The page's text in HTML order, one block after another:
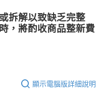
拆解以致缺乏完整
，將酌收商品整﻿新費
顯示電腦版詳細說明